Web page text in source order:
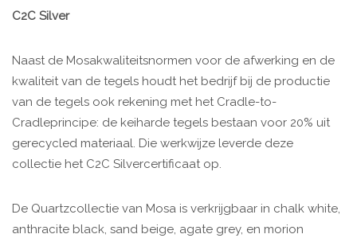
C2C Silver
Naast de Mosakwaliteitsnormen voor de afwerking en de
kwaliteit van de tegels houdt het bedrijf bij de productie
van de tegels ook rekening met het Cradle-to-
Cradleprincipe: de keiharde tegels bestaan voor 20% uit
gerecycled materiaal. Die werkwijze leverde deze
collectie het C2C Silvercertificaat op.
De Quartzcollectie van Mosa is verkrijgbaar in chalk white,
anthracite black, sand beige, agate grey, en morion